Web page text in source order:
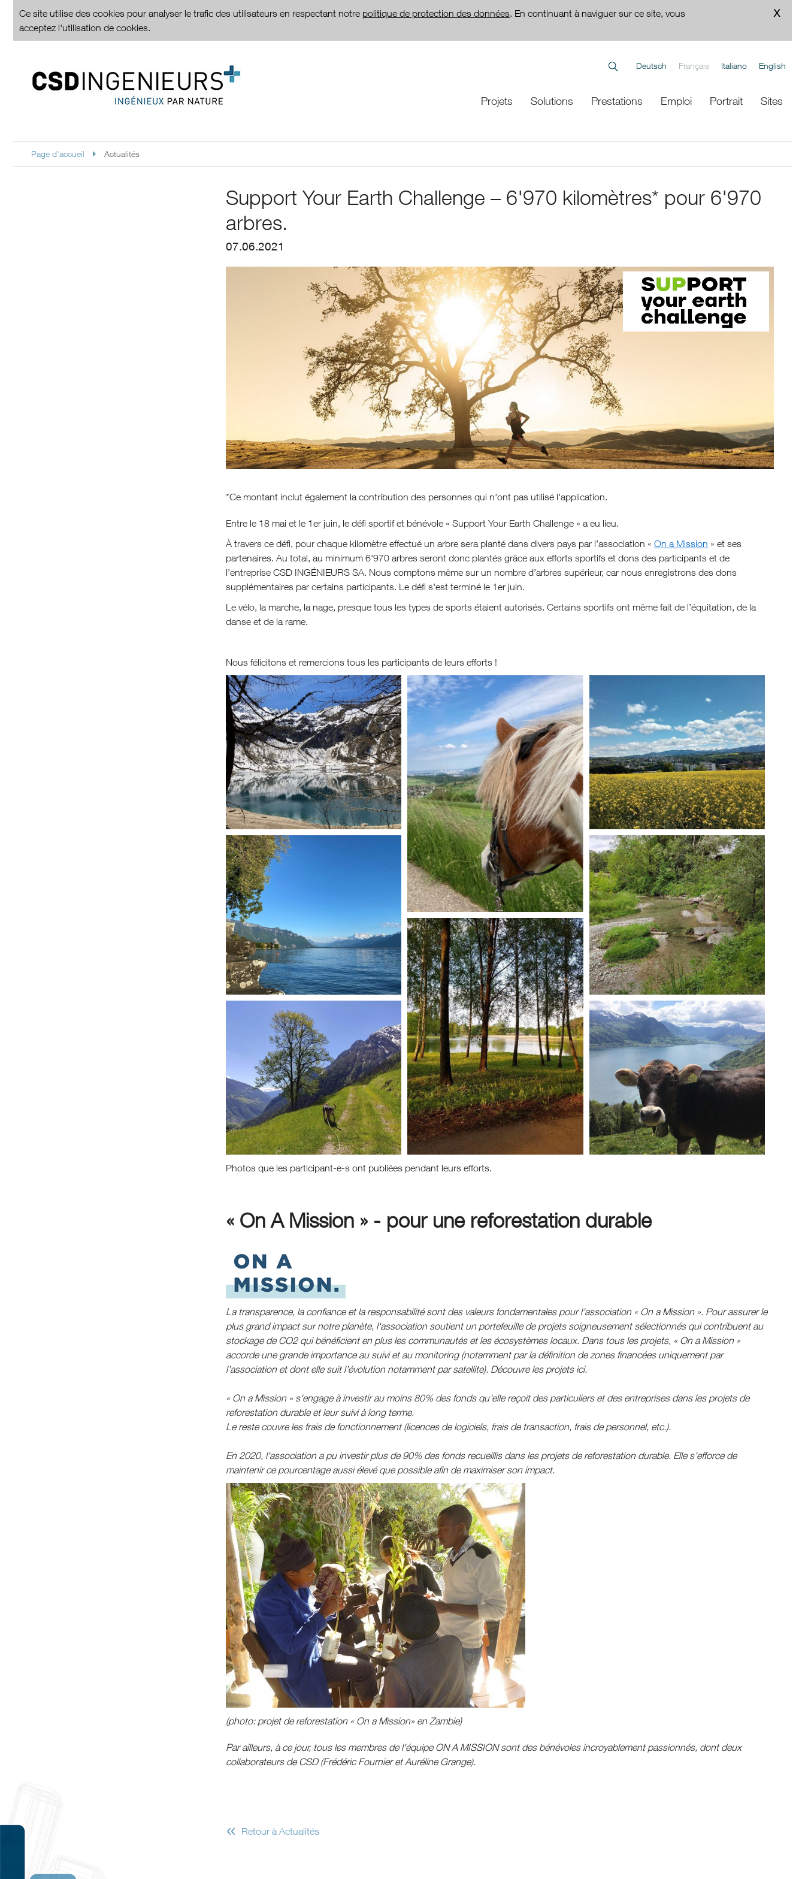
Ce site utilise des cookies pour analyser le trafic des utilisateurs en respectant notre politique de protection des données. En continuant à naviguer sur ce site, vous
acceptez l'utilisation de cookies.
Deutsch Français Italiano English
Projets Solutions Prestations Emploi Portrait Sites
Page d'accueil Actualités
Support Your Earth Challenge – 6'970 kilomètres* pour 6'970
arbres.
07.06.2021
*Ce montant inclut également la contribution des personnes qui n'ont pas utilisé l'application.
Entre le 18 mai et le 1er juin, le défi sportif et bénévole « Support Your Earth Challenge » a eu lieu.
À travers ce défi, pour chaque kilomètre effectué un arbre sera planté dans divers pays par l’association « On a Mission » et ses
partenaires. Au total, au minimum 6'970 arbres seront donc plantés grâce aux efforts sportifs et dons des participants et de
l’entreprise CSD INGÉNIEURS SA. Nous comptons même sur un nombre d’arbres supérieur, car nous enregistrons des dons
supplémentaires par certains participants. Le défi s'est terminé le 1er juin.
Le vélo, la marche, la nage, presque tous les types de sports étaient autorisés. Certains sportifs ont même fait de l’équitation, de la
danse et de la rame.
Nous félicitons et remercions tous les participants de leurs efforts !
Photos que les participant-e-s ont publiées pendant leurs efforts.
« On A Mission » - pour une reforestation durable
La transparence, la confiance et la responsabilité sont des valeurs fondamentales pour l'association « On a Mission ». Pour assurer le
plus grand impact sur notre planète, l'association soutient un portefeuille de projets soigneusement sélectionnés qui contribuent au
stockage de CO2 qui bénéficient en plus les communautés et les écosystèmes locaux. Dans tous les projets, « On a Mission »
accorde une grande importance au suivi et au monitoring (notamment par la définition de zones financées uniquement par
l’association et dont elle suit l’évolution notamment par satellite). Découvre les projets ici.
« On a Mission » s'engage à investir au moins 80% des fonds qu'elle reçoit des particuliers et des entreprises dans les projets de
reforestation durable et leur suivi à long terme.
Le reste couvre les frais de fonctionnement (licences de logiciels, frais de transaction, frais de personnel, etc.).
En 2020, l'association a pu investir plus de 90% des fonds recueillis dans les projets de reforestation durable. Elle s'efforce de
maintenir ce pourcentage aussi élevé que possible afin de maximiser son impact.
(photo: projet de reforestation « On a Mission» en Zambie)
Par ailleurs, à ce jour, tous les membres de l'équipe ON A MISSION sont des bénévoles incroyablement passionnés, dont deux
collaborateurs de CSD (Frédéric Fournier et Auréline Grange).
« Retour à Actualités